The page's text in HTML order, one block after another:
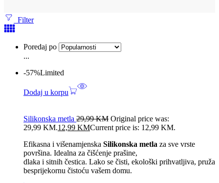
Filter
Poredaj po
...
-57%Limited
Dodaj u korpu
Silikonska metla 29,99KM Original price was:
29,99 KM.12,99 KMCurrent price is: 12,99 KM.
Efikasna i višenamjenska Silikonska metla za sve vrste
površina. Idealna za čišćenje prašine,
dlaka i sitnih čestica. Lako se čisti, ekološki prihvatljiva, pruža
besprijekornu čistoću vašem domu.